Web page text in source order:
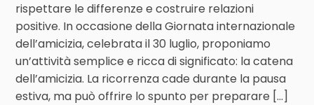
rispettare le differenze e costruire relazioni
positive. In occasione della Giornata internazionale
dell’amicizia, celebrata il 30 luglio, proponiamo
un’attività semplice e ricca di significato: la catena
dell’amicizia. La ricorrenza cade durante la pausa
estiva, ma può offrire lo spunto per preparare [...]